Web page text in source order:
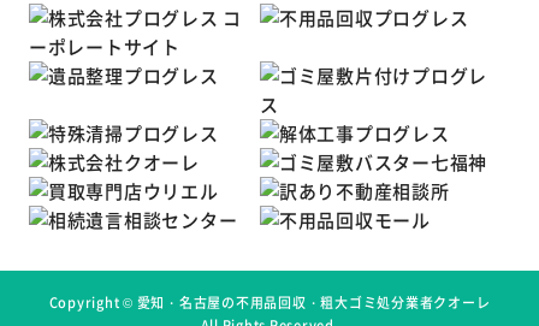
Copyright © 愛知・名古屋の不用品回収・粗大ゴミ処分業者クオーレ